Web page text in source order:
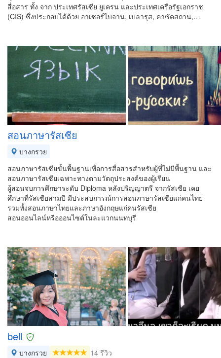
สื่อสาร ทั้ง จาก ประเทศรัสเซีย ยูเครน และประเทศเครือรัฐเอกราช
(CIS) ซึ่งประกอบได้ด้วย อาเซอร์ไบจาน, เบลารุส, คาซัคสถาน,…
สอนภาษารัสเซีย
บางกรวย
สอนภาษารัสเซียขั้นพื้นฐานเพื่อการสื่อสารสำหรับผู้ที่ไม่มีพื้นฐาน และ
สอนภาษารัสเซียเฉพาะทางตามวัตถุประสงค์ของผู้เรียน
ผู้สอนจบการศึกษาระดับ Diploma หลังปริญญาตรี จากรัสเซีย เคย
ศึกษาที่รัสเซียสามปี มีประสบการณ์การสอนภาษารัสเซียแก่คนไทย
รวมทั้งสอนภาษาไทยและภาษาอังกฤษแก่คนรัสเซีย
สอนออนไลน์หรือออนไซต์ในละแวกนนทบุรี
bell
บางกรวย
14 รีวิว